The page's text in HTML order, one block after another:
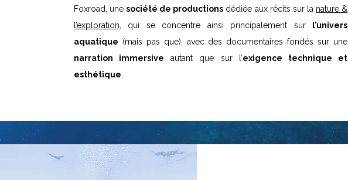
Foxroad, unesociété de productions dédiée aux récits sur la nature &
l’exploration , qui se concentre ainsi principalement sur
l’univers
aquatique (mais pas que), avec des documentaires fondés sur une
narration immersive autant que sur l’exigence technique et
esthétique